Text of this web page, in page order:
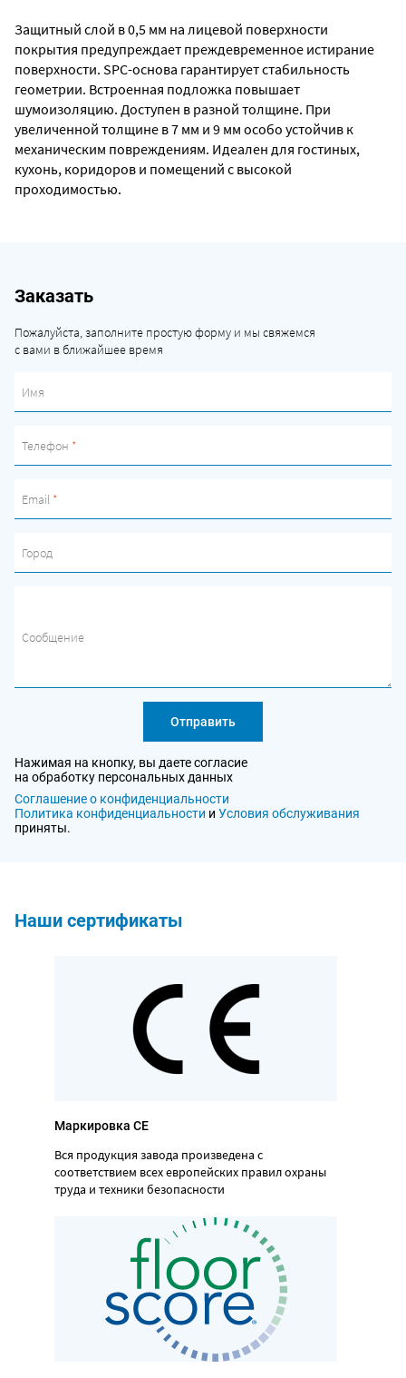
Защитный слой в 0,5 мм на лицевой поверхности
покрытия предупреждает преждевременное истирание
поверхности. SPC-основа гарантирует стабильность
геометрии. Встроенная подложка повышает
шумоизоляцию. Доступен в разной толщине. При
увеличенной толщине в 7 мм и 9 мм особо устойчив к
механическим повреждениям. Идеален для гостиных,
кухонь, коридоров и помещений с высокой
проходимостью.
Заказать
Пожалуйста, заполните простую форму и мы свяжемся
с вами в ближайшее время
Имя
Телефон *
Email *
Город
Сообщение
Отправить
Нажимая на кнопку, вы даете согласие
на обработку персональных данных
Соглашение о конфиденциальности
Политика конфиденциальности и Условия обслуживания
приняты.
Наши сертификаты
Маркировка CE
Вся продукция завода произведена с
соответствием всех европейских правил охраны
труда и техники безопасности